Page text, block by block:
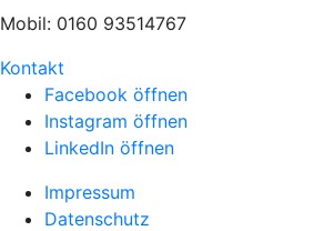
Mobil: 0160 93514767
Kontakt
Facebook öffnen
Instagram öffnen
LinkedIn öffnen
Impressum
Datenschutz